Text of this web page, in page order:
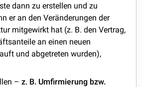
dann zu erstellen und zu
er an den Veränderungen der
mitgewirkt hat (z. B. den Vertrag,
an einen neuen
und abgetreten wurden),
–z. B. Umfirmierung bzw.